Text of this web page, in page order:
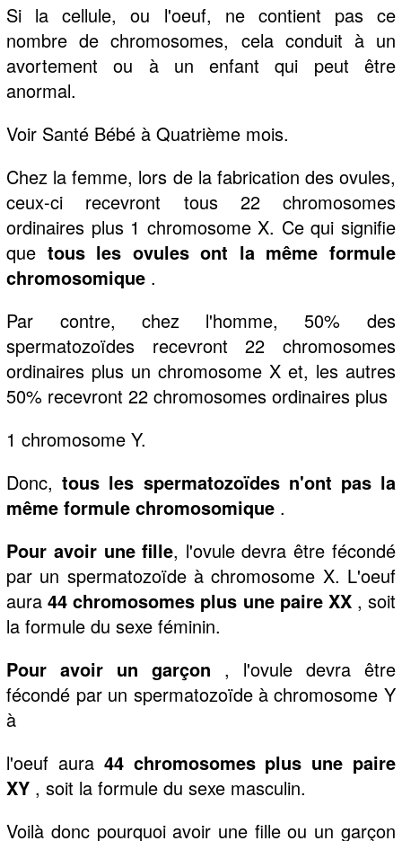
Si la cellule, ou l'oeuf, ne contient pas ce
nombre de chromosomes, cela conduit à un
avortement ou à un enfant qui peut être
anormal.
Voir Santé Bébé à Quatrième mois.
Chez la femme, lors de la fabrication des ovules,
ceux-ci recevront tous 22 chromosomes
ordinaires plus 1 chromosome X. Ce qui signifie
que tous les ovules ont la même formule
chromosomique .
Par contre, chez l'homme, 50% des
spermatozoïdes recevront 22 chromosomes
ordinaires plus un chromosome X et, les autres
50% recevront 22 chromosomes ordinaires plus
1 chromosome Y.
Donc,tous les spermatozoïdes n'ont pas la
même formule chromosomique .
Pour avoir une fille, l'ovule devra être fécondé
par un spermatozoïde à chromosome X. L'oeuf
aura44 chromosomes plus une paire XX , soit
la formule du sexe féminin.
Pour avoir un garçon , l'ovule devra être
fécondé par un spermatozoïde à chromosome Y
à
l'oeuf aura 44 chromosomes plus une paire
XY , soit la formule du sexe masculin.
Voilà donc pourquoi avoir une fille ou un garçon